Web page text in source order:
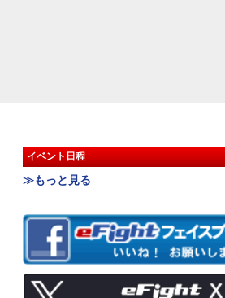
イベント日程
≫もっと見る